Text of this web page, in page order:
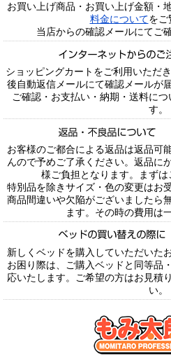
お買い上げ商品・お買い上げ金額・
料金についてをご
当店からの確認メールにてご
ショッピングカートをご利用いただ
後自動返信メールにて確認メールが
ご確認・お支払い・納期・送料に
す。
お客様のご都合による返品は返品可
んので予めご了承ください。返品に
様ご負担となります。まずは
特別品を除きサイズ・色の変更はお
商品間違いや欠陥がございましたら
ます。その時の費用は
新しくベッドを購入していただいた
お困り際は、ご購入ベッドと同等品
応いたします。ご希望の方はお見積
い。